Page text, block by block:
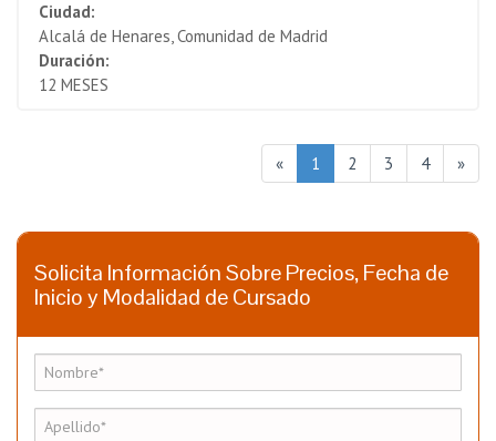
Ciudad:
Alcalá de Henares, Comunidad de Madrid
Duración:
12 MESES
« 1 2 3 4 »
Solicita Información Sobre Precios, Fecha de
Inicio y Modalidad de Cursado